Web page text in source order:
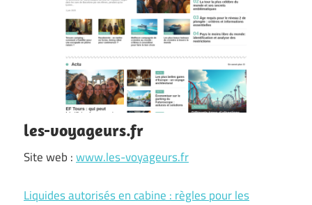
les-voyageurs.fr
Site web :www.les-voyageurs.fr
Liquides autorisés en cabine : règles pour les